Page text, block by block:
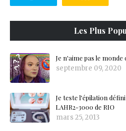
Les Plus
Je n'aime pas le monde
septembre 09, 2020
Je teste l'épilation
LAHR2-3000 de RIO
mars 25, 2013